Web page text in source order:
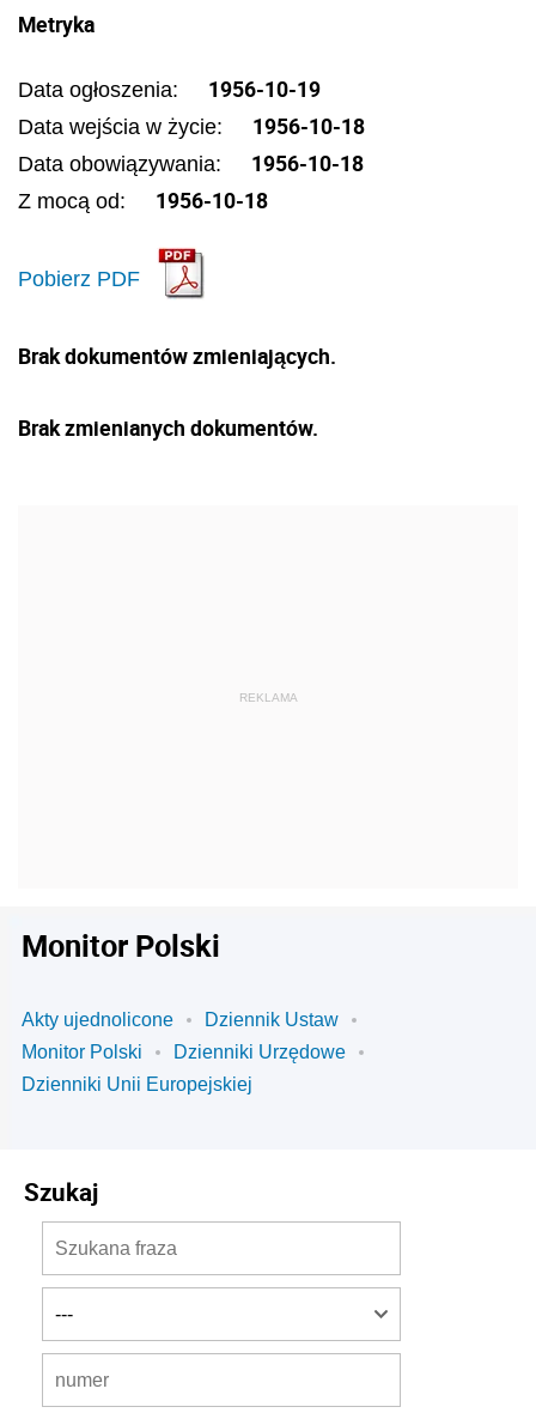
Metryka
Data ogłoszenia: 1956-10-19
Data wejścia w życie: 1956-10-18
Data obowiązywania: 1956-10-18
Z mocą od: 1956-10-18
Pobierz PDF
Brak dokumentów zmieniających.
Brak zmienianych dokumentów.
Monitor Polski
Akty ujednolicone
Dziennik Ustaw
Monitor Polski
Dzienniki Urzędowe
Dzienniki Unii Europejskiej
Szukaj